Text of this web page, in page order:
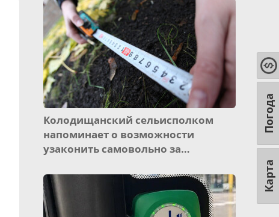
Колодищанский сельисполком
напоминает о возможности
узаконить самовольно за…
Карта
Погода